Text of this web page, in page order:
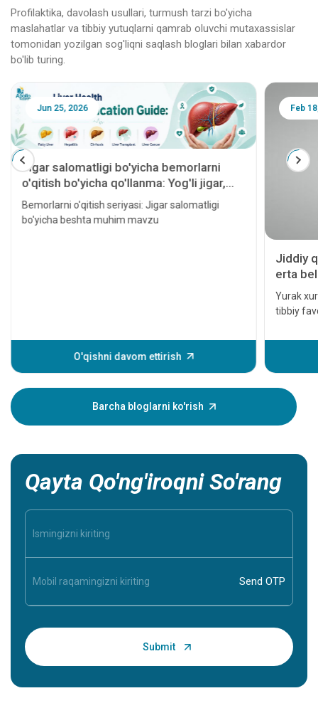
Profilaktika, davolash usullari, turmush tarzi bo'yicha
maslahatlar va tibbiy yutuqlarni qamrab oluvchi mutaxassislar
tomonidan yozilgan sog'liqni saqlash bloglari bilan xabardor
bo'lib turing.
Jun 25, 2026
Jigar salomatligi bo'yicha bemorlarni
o'qitish bo'yicha qo'llanma: Yog'li jigar,
gepatit, sirroz, jigar transplantatsiyasi va
jigar saratoni
Bemorlarni o'qitish seriyasi: Jigar salomatligi
bo'yicha beshta muhim mavzu
O'qishni davom ettirish
Feb
Jiddiy
erta
Yurak
tibbiy
hatto
Ushbu
shuning
Barcha bloglarni ko'rish
Qayta Qo'ng'iroqni So'rang